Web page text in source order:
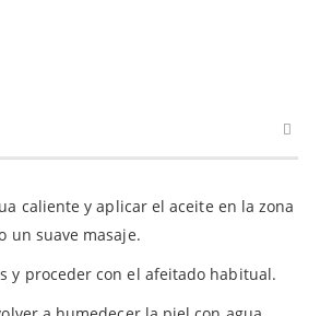
caliente y aplicar el aceite en la zona
un suave masaje.
y proceder con el afeitado habitual.